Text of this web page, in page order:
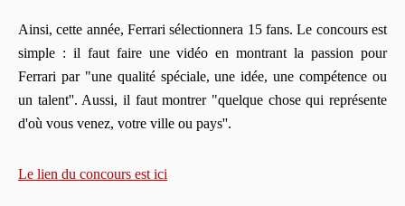
Ainsi, cette année, Ferrari sélectionnera 15 fans. Le concours est
simple : il faut faire une vidéo en montrant la passion pour
Ferrari par "une qualité spéciale, une idée, une compétence ou
un talent''. Aussi, il faut montrer "quelque chose qui représente
d'où vous venez, votre ville ou pays''.
Le lien du concours est ici